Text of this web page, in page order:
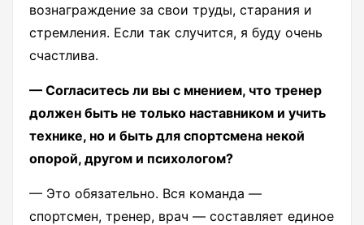
вознаграждение за свои труды, старания и
стремления. Если так случится, я буду очень
счастлива.
— Согласитесь ли вы с мнением, что тренер
должен быть не только наставником и учить
технике, но и быть для спортсмена некой
опорой, другом и психологом?
— Это обязательно. Вся команда —
спортсмен, тренер, врач — составляет единое